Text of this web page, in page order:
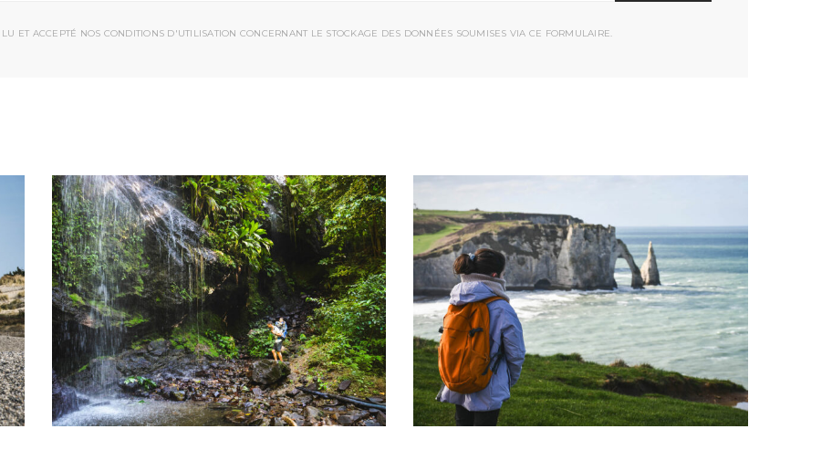
ET ACCEPTÉ NOS CONDITIONS D'UTILISATION CONCERNANT LE STOCKAGE DES DONNÉES SOUMISES VIA CE FORMULAIRE.